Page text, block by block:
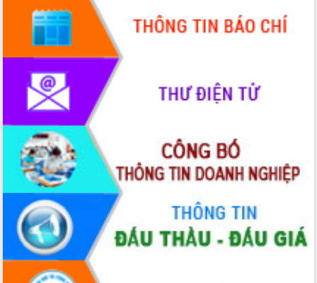
Rà soát, hoàn thiện hệ thống thiết chế
văn hóa, thể thao đáp ứng yêu cầu
phát triển mới
Thường trực HĐND tỉnh Đắk Lắk gặp
mặt Đoàn chuyên gia y tế TP. Hồ Chí
Minh
Lễ truy điệu và an táng hài cốt liệt sĩ
tại Nghĩa trang Liệt sĩ xã Sơn Hòa
Bàn giải pháp tháo gỡ khó khăn trong
xuất khẩu sầu riêng và triển khai quy
định EUDR
Thứ trưởng Bộ Nông nghiệp và Môi
trường Nguyễn Hoàng Hiệp khảo sát
vùng trồng và doanh nghiệp đóng gói
sầu riêng tại Đắk Lắk
Trình diễn nghệ thuật chế biến các
món ăn từ sầu riêng
Đắk Lắk công bố Quy hoạch và xúc